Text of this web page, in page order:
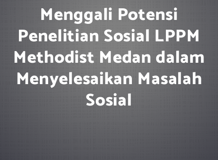
Menggali Potensi
Penelitian Sosial LPPM
Methodist Medan dalam
Menyelesaikan Masalah
Sosial